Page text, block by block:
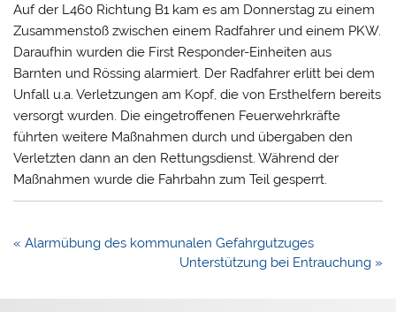
Auf der L460 Richtung B1 kam es am Donnerstag zu einem
Zusammenstoß zwischen einem Radfahrer und einem PKW.
Daraufhin wurden die First Responder-Einheiten aus
Barnten und Rössing alarmiert. Der Radfahrer erlitt bei dem
Unfall u.a. Verletzungen am Kopf, die von Ersthelfern bereits
versorgt wurden. Die eingetroffenen Feuerwehrkräfte
führten weitere Maßnahmen durch und übergaben den
Verletzten dann an den Rettungsdienst. Während der
Maßnahmen wurde die Fahrbahn zum Teil gesperrt.
Beitragsnavigation
« Alarmübung des kommunalen Gefahrgutzuges
Unterstützung bei Entrauchung »